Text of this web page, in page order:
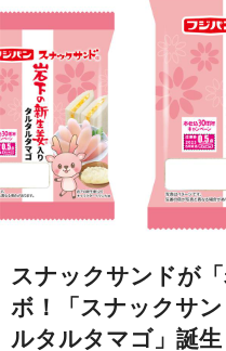
スナックサンドが
ボ！「スナックサ
ルタルタマゴ」誕生